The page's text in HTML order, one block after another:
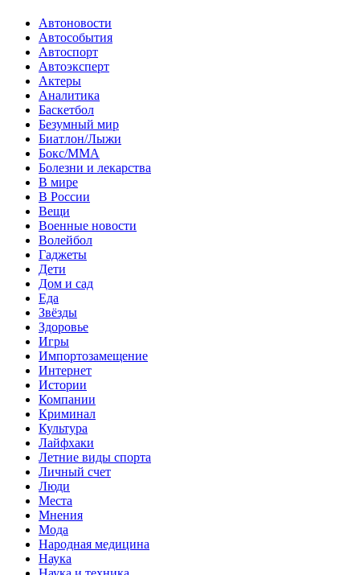
Автоновости
Автособытия
Автоспорт
Автоэксперт
Актеры
Аналитика
Баскетбол
Безумный мир
Биатлон/Лыжи
Бокс/MMA
Болезни и лекарства
В мире
В России
Вещи
Военные новости
Волейбол
Гаджеты
Дети
Дом и сад
Еда
Звёзды
Здоровье
Игры
Импортозамещение
Интернет
Истории
Компании
Криминал
Культура
Лайфхаки
Летние виды спорта
Личный счет
Люди
Места
Мнения
Мода
Народная медицина
Наука